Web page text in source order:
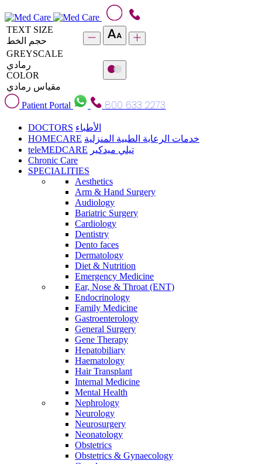
TEXT SIZE
حجم الخط
GREYSCALE
رمادي
COLOR
مقياس رمادي
Patient Portal
800 633 2273
DOCTORS الأطباء
HOMECARE خدمات الرعاية الطبية المنزلية
teleMEDCARE تيلي ميدكير
Chronic Care
SPECIALITIES
Aesthetics
Arm & Hand Surgery
Audiology
Bariatric Surgery
Cardiology
Dentistry
Dento faces
Dermatology
Diet & Nutrition
Emergency Medicine
Ear, Nose & Throat (ENT)
Endocrinology
Family Medicine
Gastroenterology
General Surgery
Gene Therapy
Hepatobiliary
Haematology
Hair Transplant
Internal Medicine
Mental Health
Nephrology
Neurology
Neurosurgery
Neonatology
Obstetrics
Obstetrics & Gynaecology